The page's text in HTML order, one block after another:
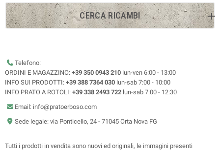
CERCA RICAMBI
Telefono:
ORDINI E MAGAZZINO: +39 350 0943 210 lun-ven 6:00 - 13:00
INFO SUI PRODOTTI: +39 388 7364 030 lun-sab 7:00 - 10:00
INFO PRATO A ROTOLI: +39 338 2493 722 lun-sab 7:00 - 12:30
Email: info@pratoerboso.com
Sede legale: via Ponticello, 24 - 71045 Orta Nova FG
Tutti i prodotti in vendita sono nuovi ed originali, le immagini presenti